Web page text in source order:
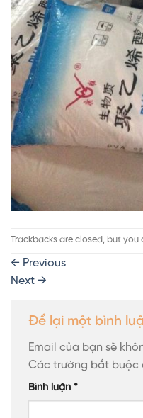
Trackbacks are closed, but you
← Previous
Next →
Để lại một bình
Email của bạn sẽ
Các trường bắt buộc
Bình luận *